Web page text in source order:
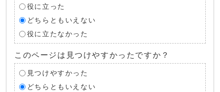
役に立った
どちらともいえない
役に立たなかった
このページは見つけやすかったですか？
見つけやすかった
どちらともいえない